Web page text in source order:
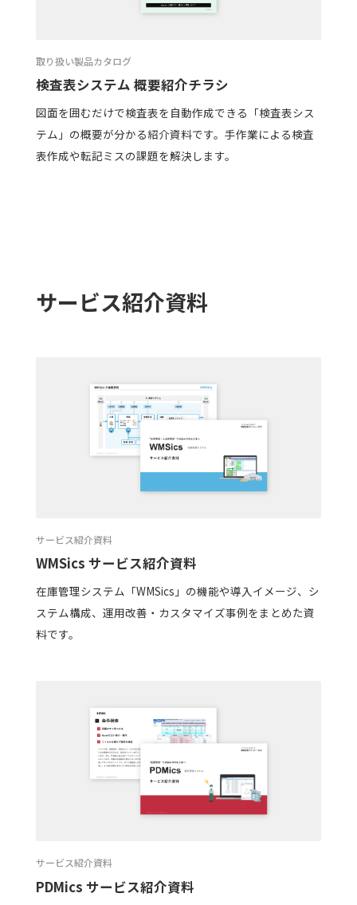
取り扱い製品カタログ
検査表システム 概要紹介チラシ
図面を囲むだけで検査表を自動作成できる「検査表シス
テム」の概要が分かる紹介資料です。手作業による検査
表作成や転記ミスの課題を解決します。
サービス紹介資料
サービス紹介資料
WMSics サービス紹介資料
在庫管理システム「WMSics」の機能や導入イメージ、シ
ステム構成、運用改善・カスタマイズ事例をまとめた資
料です。
サービス紹介資料
PDMics サービス紹介資料